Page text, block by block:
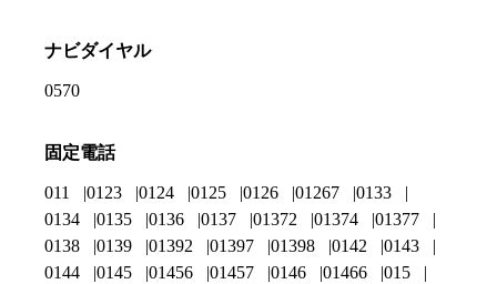
ナビダイヤル
0570
固定電話
011 0123 0124 0125 0126 01267
0133
0134
0135 0136 0137 01372 01374
01377
0138
0139 01392 01397 01398 0142
0143
0144
0145 01456 01457 0146 01466
015